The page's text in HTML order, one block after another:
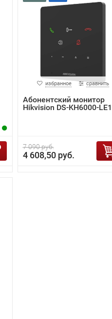
избранное сравнить
Абонентский монитор
Hikvision DS-KH6000-LE1
7 090 руб.
4 608,50 руб.